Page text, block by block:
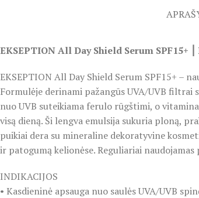
EKSEPTION All Day Shield Serum SPF15+
EKSEPTION All Day Shield Serum SPF15+ –
Formulėje derinami pažangūs UVA/UVB
nuo UVB suteikiama ferulo rūgštimi, o
visą dieną. Ši lengva emulsija sukuria ploną,
puikiai dera su mineraline dekoratyvine
ir patogumą kelionėse. Reguliariai
INDIKACIJOS
• Kasdieninė apsauga nuo saulės UVA/UVB